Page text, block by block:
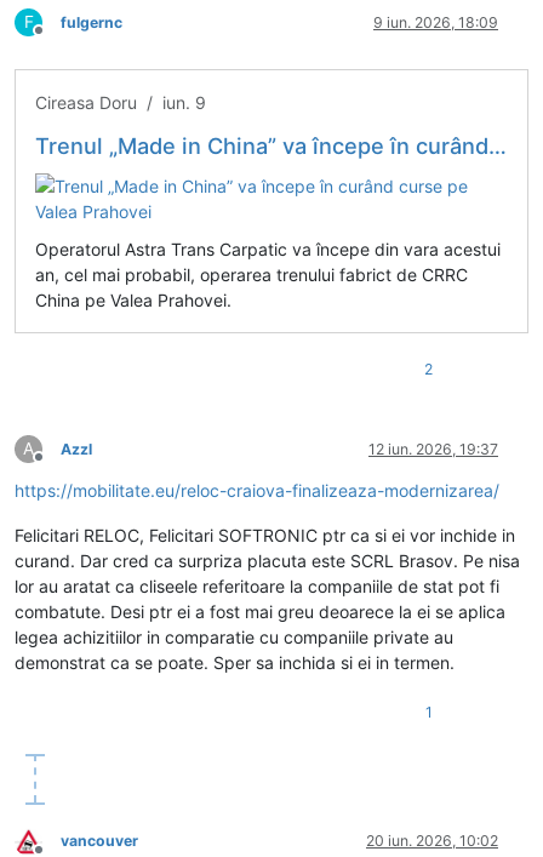
F
Deconectat
fulgernc 9 iun. 2026, 18:09
Cireasa Doru / iun. 9
Trenul „Made in China” va începe în curând curse pe Valea Prahovei
Operatorul Astra Trans Carpatic va începe din vara acestui
an, cel mai probabil, operarea trenului fabrict de CRRC
China pe Valea Prahovei.
2
A
Deconectat
Azzl 12 iun. 2026, 19:37
https://mobilitate.eu/reloc-craiova-finalizeaza-modernizarea/
Felicitari RELOC, Felicitari SOFTRONIC ptr ca si ei vor inchide in
curand. Dar cred ca surpriza placuta este SCRL Brasov. Pe nisa
lor au aratat ca cliseele referitoare la companiile de stat pot fi
combatute. Desi ptr ei a fost mai greu deoarece la ei se aplica
legea achizitiilor in comparatie cu companiile private au
demonstrat ca se poate. Sper sa inchida si ei in termen.
1
vancouver 20 iun. 2026, 10:02